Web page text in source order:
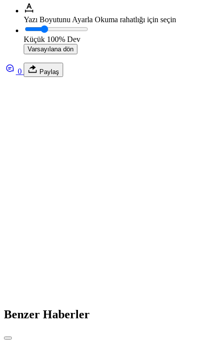
Yazı Boyutunu Ayarla Okuma rahatlığı için seçin
Küçük 100% Dev
Varsayılana dön
0 Paylaş
Benzer Haberler